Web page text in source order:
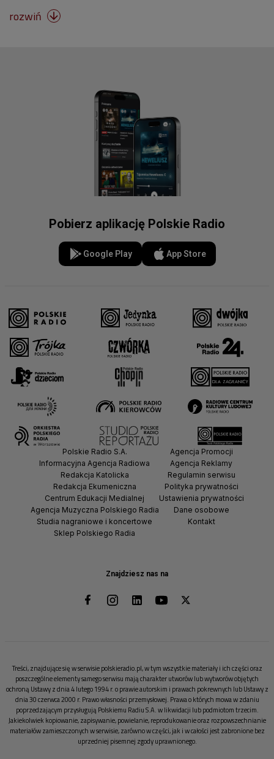
rozwiń 
Pobierz aplikację Polskie Radio
Google Play App Store
Znajdziesz nas na
Polskie Radio S.A.
Informacyjna Agencja Radiowa
Redakcja Katolicka
Redakcja Ekumeniczna
Centrum Edukacji Medialnej
Agencja Muzyczna Polskiego Radia
Studia nagraniowe i koncertowe
Sklep Polskiego Radia
Agencja Promocji
Agencja Reklamy
Regulamin serwisu
Polityka prywatności
Ustawienia prywatności
Dane osobowe
Kontakt
Treści, znajdujące się w serwisie polskieradio.pl, w tym wszystkie materiały i ich części oraz
poszczególne elementy samego serwisu mają charakter utworów lub wytworów objętych
ochroną Ustawy z dnia 4 lutego 1994 r. o prawie autorskim i prawach pokrewnych lub Ustawy z
dnia 30 czerwca 2000 r. Prawo własności przemysłowej. Prawa o których mowa w zdaniu
poprzedzającym przysługują Polskiemu Radiu S.A. w likwidacji lub podmiotom trzecim.
Jakiekolwiek kopiowanie, zapisywanie, powielanie, reprodukowanie oraz rozpowszechnianie
materiałów zamieszczonych w serwisie, zarówno w części, jak i w całości jest zabronione bez
uprzedniej pisemnej zgody uprawnionego.